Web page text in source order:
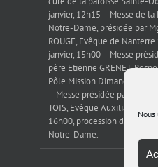
janvier, 12h15 – Messe de la
Notre-Dame, présidée par
ROUGE, Evêque de
janvier, 15h00 – Messe
père Etienne GRENET,
Pôle Mission Dimanche 11
– Messe présidée par Mgr.
TOIS, Evêque Auxiliaire de
16h00, procession des
Notre-Dame.